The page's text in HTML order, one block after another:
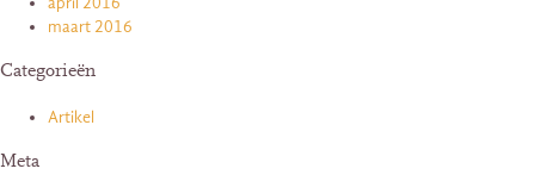
maart 2016
Categorieën
Artikel
Meta